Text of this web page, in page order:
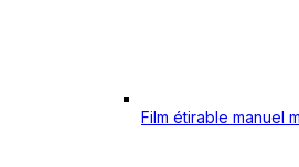
Film étirable manuel